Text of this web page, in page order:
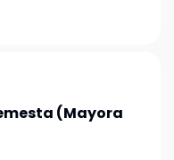
(Mayora